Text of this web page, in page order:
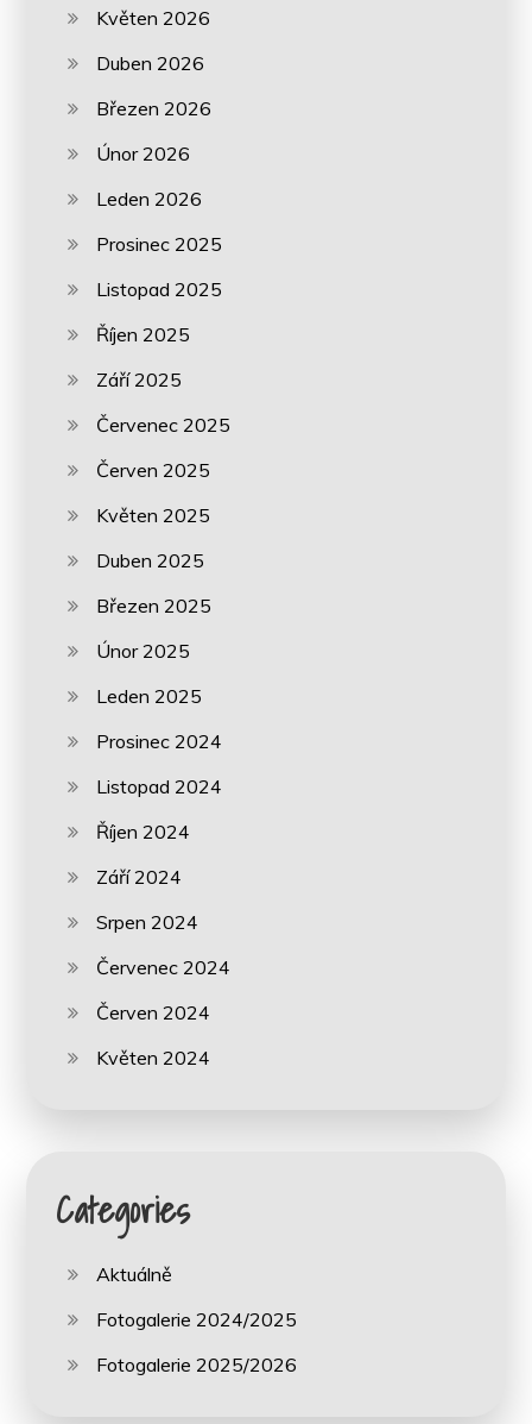
Květen 2026
Duben 2026
Březen 2026
Únor 2026
Leden 2026
Prosinec 2025
Listopad 2025
Říjen 2025
Září 2025
Červenec 2025
Červen 2025
Květen 2025
Duben 2025
Březen 2025
Únor 2025
Leden 2025
Prosinec 2024
Listopad 2024
Říjen 2024
Září 2024
Srpen 2024
Červenec 2024
Červen 2024
Květen 2024
Categories
Aktuálně
Fotogalerie 2024/2025
Fotogalerie 2025/2026